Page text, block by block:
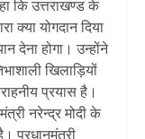
कि उत्तराखण्ड के
क्या योगदान दिया
देना होगा। उन्होंने
खिलाड़ियों
प्रयास है।
नरेन्द्र मोदी के
प्रधानमंत्री